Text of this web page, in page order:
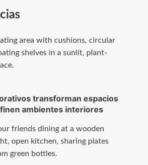
transforman espacios
ambientes interiores